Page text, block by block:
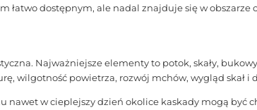
łatwo dostępnym, ale nadal znajduje się w obszarze
Najważniejsze elementy to potok, skały,
wilgotność powietrza, rozwój mchów, wygląd skał i
nawet w cieplejszy dzień okolice kaskady mogą być